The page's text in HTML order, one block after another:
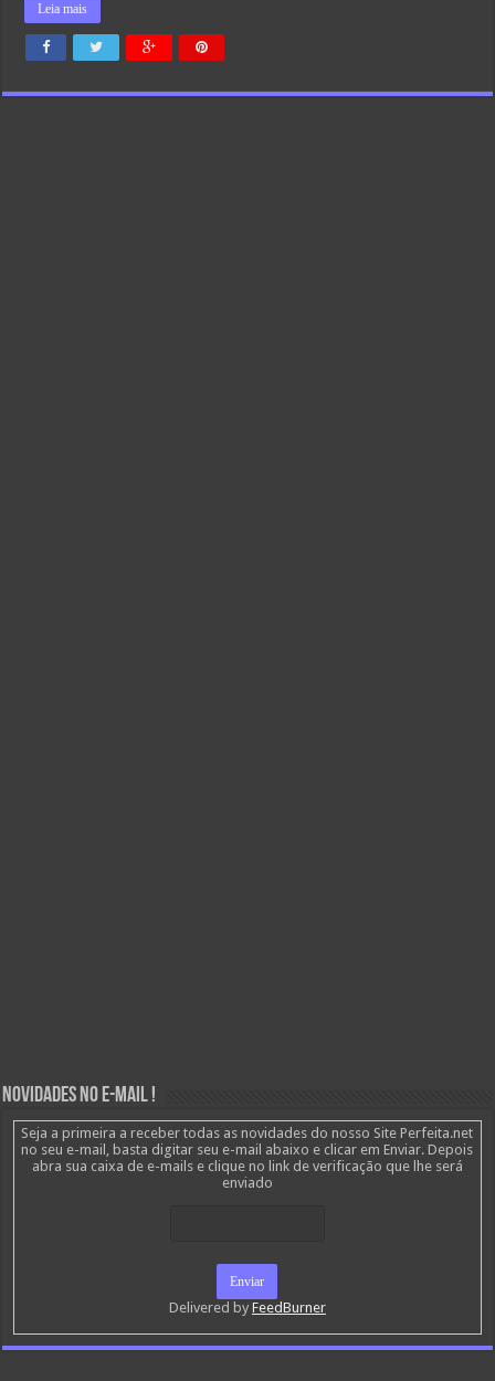
Leia mais
Novidades no E-mail !
Seja a primeira a receber todas as novidades do nosso Site Perfeita.net
no seu e-mail, basta digitar seu e-mail abaixo e clicar em Enviar. Depois
abra sua caixa de e-mails e clique no link de verificação que lhe será
enviado
Delivered by FeedBurner